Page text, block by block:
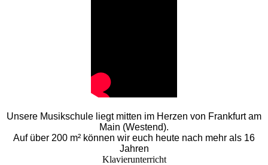
Unsere Musikschule liegt mitten im Herzen von Frankfurt am
Main (Westend).
Auf über 200 m² können wir euch heute nach mehr als 16
Jahren
Klavierunterricht